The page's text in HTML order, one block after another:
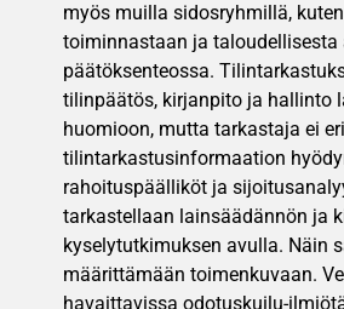
myös muilla sidosryhmillä,
toiminnastaan ja
päätöksenteossa.
tilinpäätös, kirjanpito ja hallinto
huomioon, mutta tarkastaja ei
tilintarkastusinformaation
rahoituspäälliköt ja
tarkastellaan lainsäädännön ja
kyselytutkimuksen avulla. Näin
määrittämään toimenkuvaan.
havaittavissa odotuskuilu-